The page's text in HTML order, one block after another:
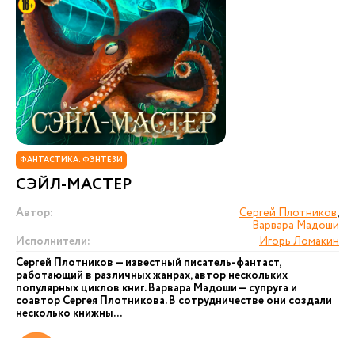
ФАНТАСТИКА. ФЭНТЕЗИ
СЭЙЛ-МАСТЕР
Автор: Сергей Плотников,
Варвара Мадоши
Исполнители:
Игорь Ломакин
Сергей Плотников — известный писатель-фантаст,
работающий в различных жанрах, автор нескольких
популярных циклов книг. Варвара Мадоши — супруга и
соавтор Сергея Плотникова. В сотрудничестве они создали
несколько книжны...